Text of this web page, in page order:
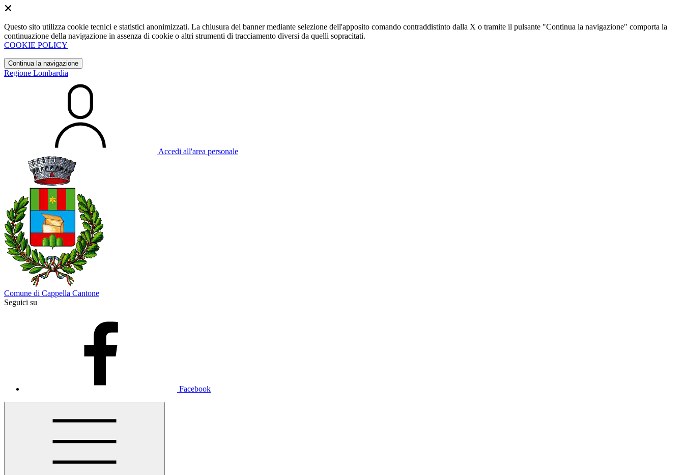
Questo sito utilizza cookie tecnici e statistici anonimizzati. La chiusura del banner mediante selezione dell'apposito comando contraddistinto dalla X o tramite il pulsante "Continua la navigazione" comporta la
continuazione della navigazione in assenza di cookie o altri strumenti di tracciamento diversi da quelli sopracitati.
COOKIE POLICY
Continua la navigazione
Regione Lombardia
Accedi all'area personale
Comune di Cappella Cantone
Seguici su
Facebook